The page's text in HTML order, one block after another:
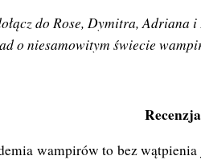
do Rose, Dymitra, Adriana
o niesamowitym świecie
wampirów to bez